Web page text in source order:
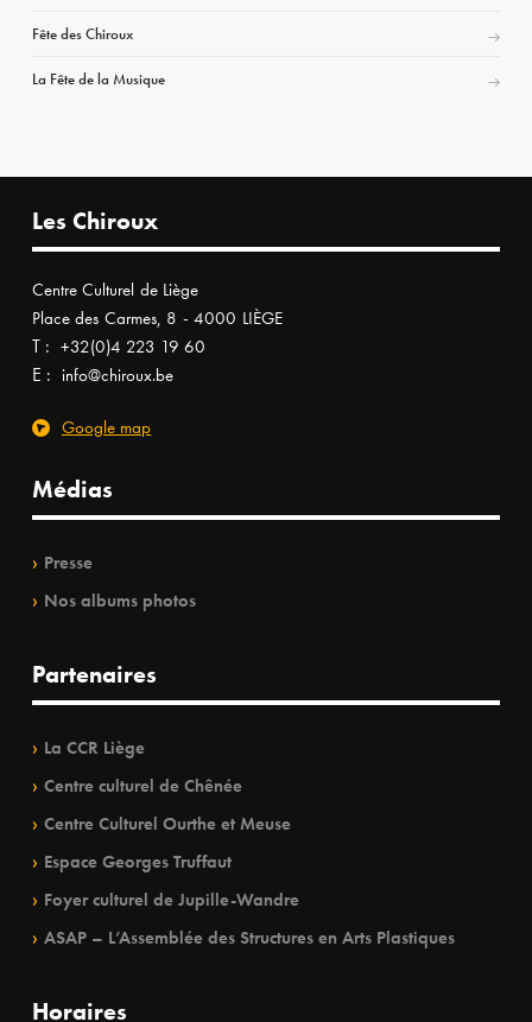
Fête des Chiroux
La Fête de la Musique
Les Chiroux
Centre Culturel de Liège
Place des Carmes, 8 - 4000 LIÈGE
T : +32(0)4 223 19 60
E : info@chiroux.be
Google map
Médias
Presse
Nos albums photos
Partenaires
La CCR Liège
Centre culturel de Chênée
Centre Culturel Ourthe et Meuse
Espace Georges Truffaut
Foyer culturel de Jupille-Wandre
ASAP – L’Assemblée des Structures en Arts Plastiques
Horaires